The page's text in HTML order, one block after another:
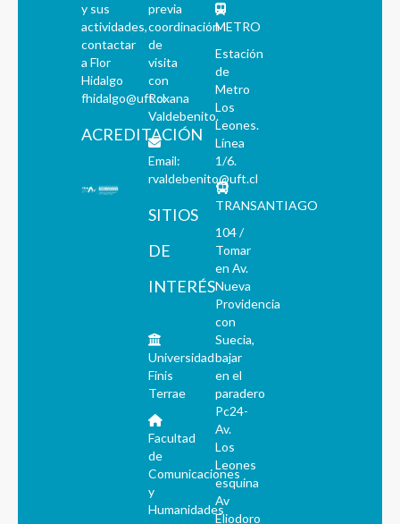
y sus
actividades,
contactar
a Flor
Hidalgo
fhidalgo@uft.cl
ACREDITACIÓN
previa
coordinación
de
visita
con
Roxana
Valdebenito.
Email:
rvaldebenito@uft.cl
SITIOS
DE
INTERÉS
Universidad
Finis
Terrae
Facultad
de
Comunicaciones
y
Humanidades
METRO
Estación
de
Metro
Los
Leones.
Línea
1/6.
TRANSANTIAGO
104 /
Tomar
en Av.
Nueva
Providencia
con
Suecia,
bajar
en el
paradero
Pc24-
Av.
Los
Leones
esquina
Av
Eliodoro